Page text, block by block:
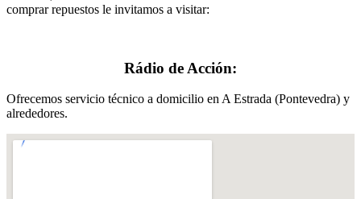
comprar repuestos le invitamos a visitar:
Rádio de Acción:
Ofrecemos servicio técnico a domicilio en A Estrada (Pontevedra) y
alrededores.